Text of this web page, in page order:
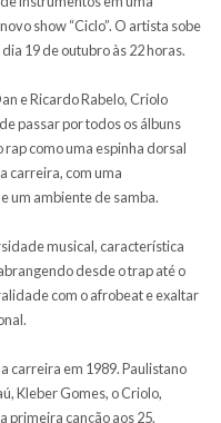
EVENTOS DIA 19 DE
novidade para quem já viu
de grandes
de instrumentos em
seu novo show “Ciclo”. O
no dia 19 de outubro às
DanDan e Ricardo Rabelo,
de passar por todos os
com o rap como uma
de um ambiente de